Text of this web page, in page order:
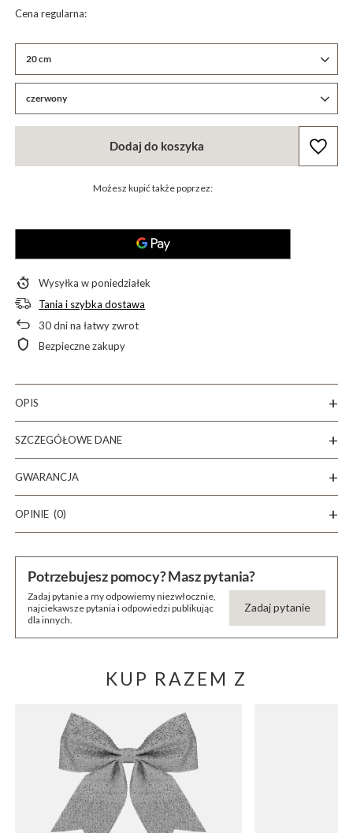
20 cm
czerwony
Cena regularna:
Dodaj do koszyka
Możesz kupić także poprzez:
Wysyłkaw poniedziałek
Tania i szybka dostawa
30dni na łatwy zwrot
Bezpieczne zakupy
OPIS
SZCZEGÓŁOWE DANE
GWARANCJA
OPINIE (0)
Potrzebujesz pomocy? Masz pytania?
Zadaj pytanie a my odpowiemy niezwłocznie,
najciekawsze pytania i odpowiedzi publikując
dla innych.
Zadaj pytanie
KUP RAZEM Z